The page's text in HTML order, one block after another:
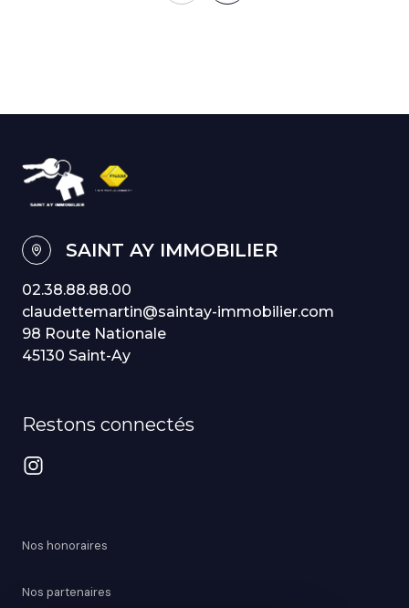
SAINT AY IMMOBILIER
02.38.88.88.00
claudettemartin@saintay-immobilier.com
98 Route Nationale
45130 Saint-Ay
Restons connectés
Nos honoraires
Nos partenaires